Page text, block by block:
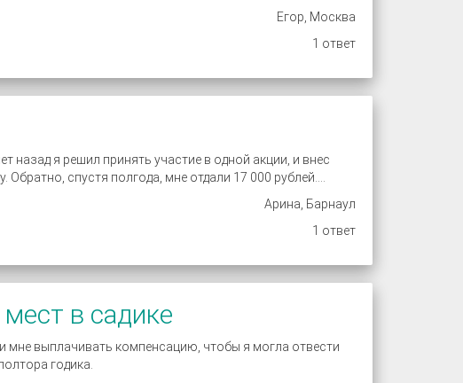
Егор, Москва
1 ответ
назад я решил принять участие в одной акции, и внес
спустя полгода, мне отдали 17 000 рублей....
Арина, Барнаул
1 ответ
в садике
мне выплачивать компенсацию, чтобы я могла отвести
годика.